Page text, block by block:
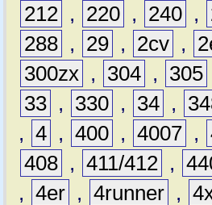
212 , 220 , 240 ,
288 , 29 , 2cv ,
300zx , 304 , 305
33 , 330 , 34 ,
, 4 , 400 , 4007 ,
408 , 411/412 ,
, 4er , 4runner ,